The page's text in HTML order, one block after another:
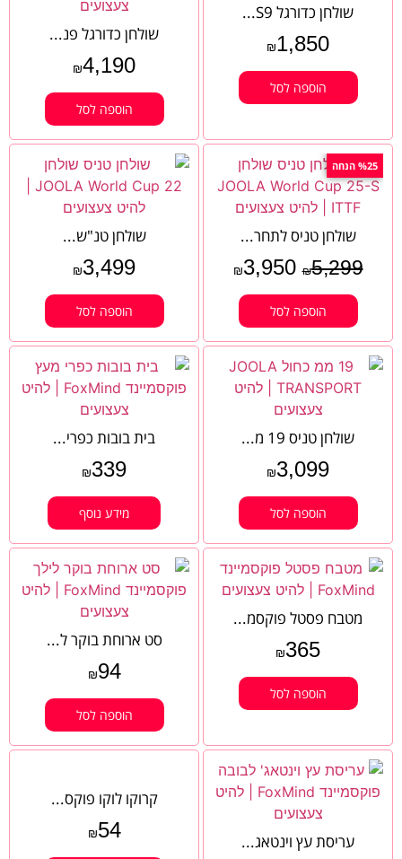
שולחן כדורגל S9...
₪1,850
הוספה לסל
שולחן כדורגל פנ...
₪4,190
הוספה לסל
%25 הנחה
שולחן טניס לתחר...
₪5,299
₪3,950
הוספה לסל
שולחן טנ"ש...
₪3,499
הוספה לסל
שולחן טניס 19 מ...
₪3,099
הוספה לסל
בית בובות כפרי...
₪339
מידע נוסף
מטבח פסטל פוקסמ...
₪365
הוספה לסל
סט ארוחת בוקר ל...
₪94
הוספה לסל
עריסת עץ וינטאג...
קרוקו לוקו פוקס...
₪54